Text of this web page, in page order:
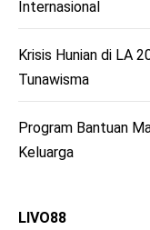
Internasional
Krisis Hunian di LA
Tunawisma
Program Bantuan
Keluarga
LIVO88